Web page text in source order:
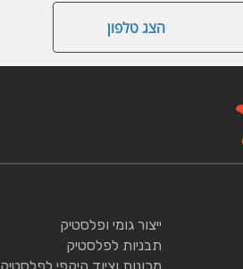
הצג טלפון
ייצור גומי ופלסטיק
תבניות לפלסטיק
מכונות וציוד היקפי לפלסטיק